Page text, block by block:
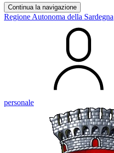
Continua la navigazione
Regione Autonoma della Sardegna
personale